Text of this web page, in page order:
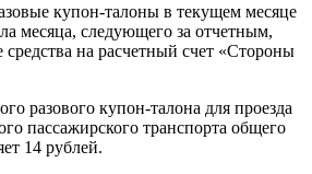
купон-талоны в текущем месяце
месяца, следующего за отчетным,
на расчетный счет «Стороны
разового купон-талона для проезда
пассажирского транспорта общего
14 рублей.